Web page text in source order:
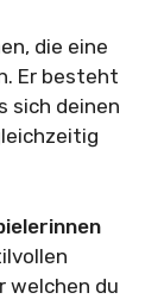
die eine
Er besteht
sich deinen
welchen du